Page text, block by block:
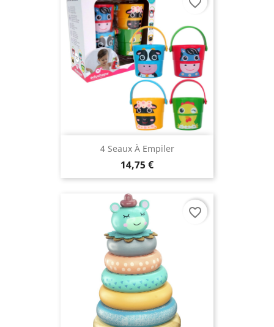
4 Seaux À Empiler
14,75 €
favorite_border